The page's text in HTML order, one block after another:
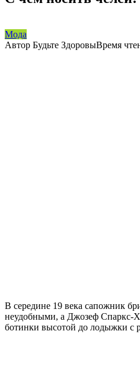
Мода
Автор Будьте ЗдоровыВремя
В середине 19 века сапожник
неудобными, а Джозеф Спаркс-
ботинки высотой до лодыжки с